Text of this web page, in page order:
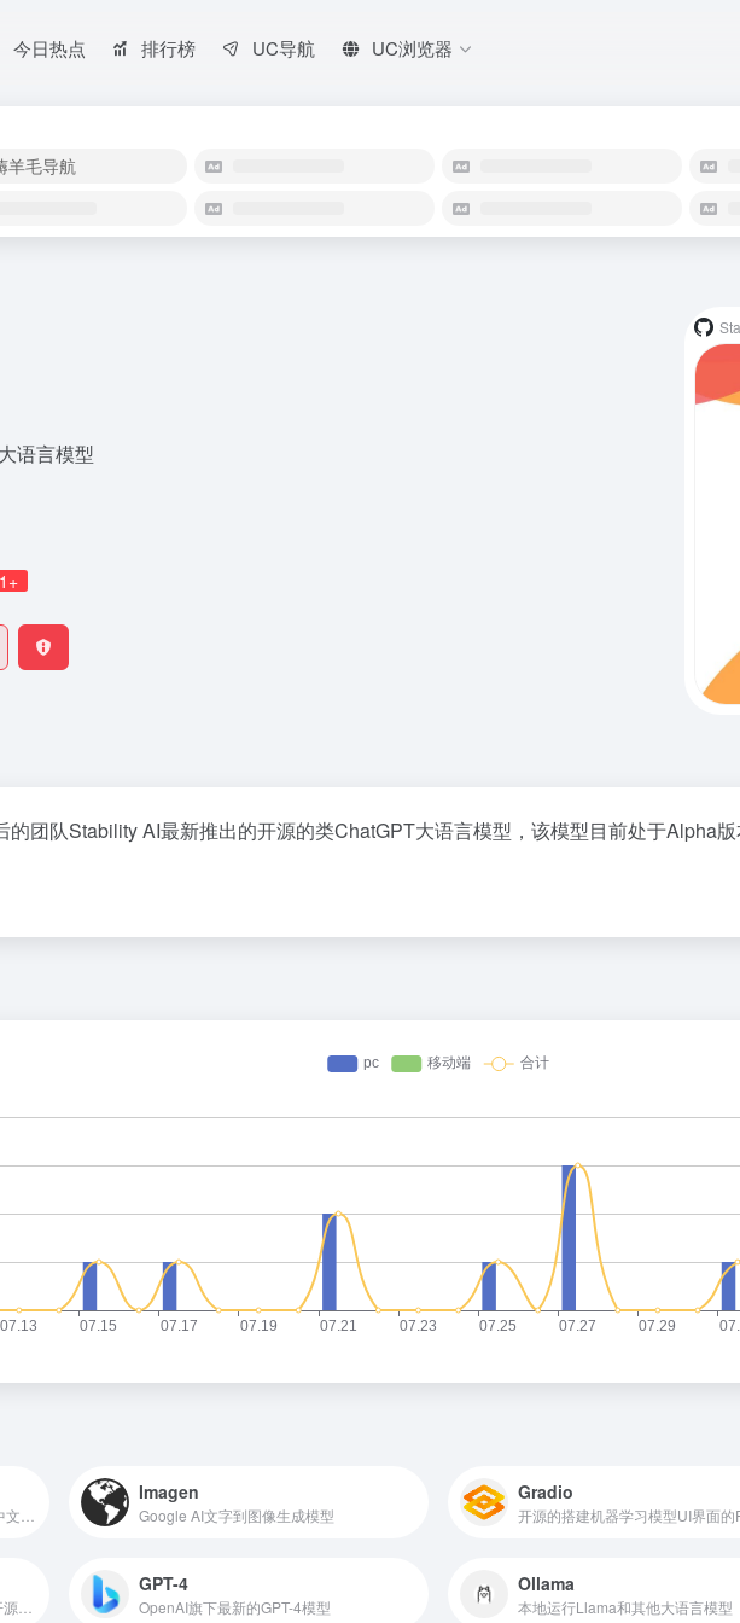
今日热点 排行榜 UC导航 UC浏览器
羊毛导航
语言模型
1+
团队Stability AI最新推出的开源的类ChatGPT大语言模型，该模型目前处于Alpha
Imagen
Google AI文字到图像生成模型
Gradio
开源的搭建机器学习模型UI界面
GPT-4
OpenAI旗下最新的GPT-4模型
Ollama
本地运行Llama和其他大语言模型